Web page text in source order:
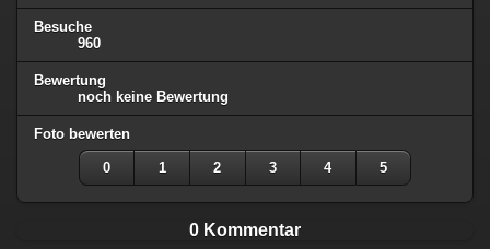
Besuche
960
Bewertung
noch keine Bewertung
Foto bewerten
0 1 2 3 4 5
0 Kommentar